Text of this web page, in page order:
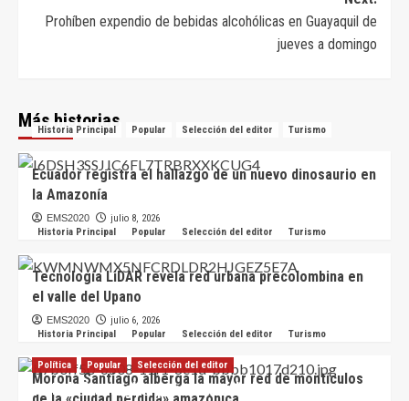
Prohíben expendio de bebidas alcohólicas en Guayaquil de
jueves a domingo
Más historias
Historia Principal Popular Selección del editor Turismo
Ecuador registra el hallazgo de un nuevo dinosaurio en
la Amazonía
EMS2020
julio 8, 2026
Historia Principal
Popular Selección del editor Turismo
Tecnología LiDAR revela red urbana precolombina en
el valle del Upano
EMS2020
julio 6, 2026
Historia Principal
Popular Selección del editor Turismo
Morona Santiago alberga la mayor red de montículos
Política Popular Selección del editor
CNE define reglas para autoridades que buscarán